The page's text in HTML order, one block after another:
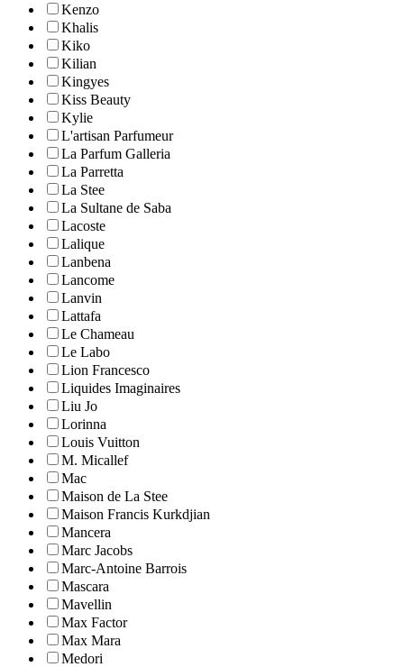
Kenzo
Khalis
Kiko
Kilian
Kingyes
Kiss Beauty
Kylie
L'artisan Parfumeur
La Parfum Galleria
La Parretta
La Stee
La Sultane de Saba
Lacoste
Lalique
Lanbena
Lancome
Lanvin
Lattafa
Le Chameau
Le Labo
Lion Francesco
Liquides Imaginaires
Liu Jo
Lorinna
Louis Vuitton
M. Micallef
Mac
Maison de La Stee
Maison Francis Kurkdjian
Mancera
Marc Jacobs
Marc-Antoine Barrois
Mascara
Mavellin
Max Factor
Max Mara
Medori